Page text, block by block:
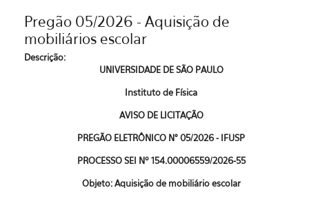
Pregão 05/2026 - Aquisição de
mobiliários escolar
Descrição:
UNIVERSIDADE DE SÃO PAULO
Instituto de Física
AVISO DE LICITAÇÃO
PREGÃO ELETRÔNICO N° 05/2026 - IFUSP
PROCESSO SEI Nº 154.00006559/2026-55
Objeto: Aquisição de mobiliário escolar